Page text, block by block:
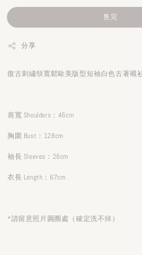
售完
分享
復古刺繡領寬鬆歐美版型短袖白色古著襯
肩寬 Shoulders：46cm
胸圍 Bust：128cm
袖長 Sleeves：26cm
衣長 Length：67cm
*請留意照片圓圈處（確定洗不掉）